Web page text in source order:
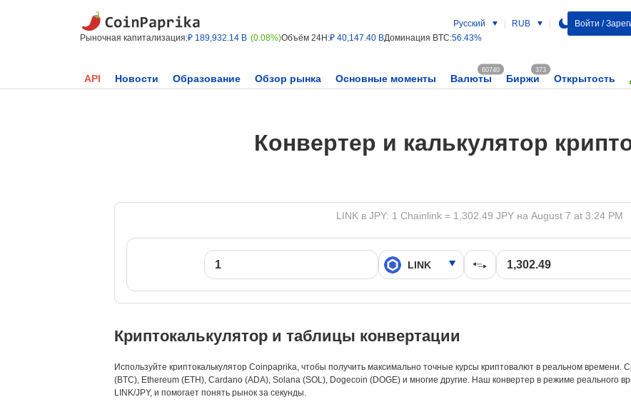
Рыночная капитализация:₽ 189,932.14 B (0.08%)Объём 24H:₽ 40,147.40 BДоминация BTC:56.43%
Русский RUB Войти /
API Новости Образование Обзор рынка Основные моменты Валюты
60740
Биржи
373
Открытость
Конвертер и калькулятор
LINK в JPY: 1 Chainlink = 1,302.49 JPY на August 7 at 3:24 PM
Криптокалькулятор и таблицы конвертации
Используйте криптокалькулятор Coinpaprika, чтобы получить максимально точные курсы криптовалют в реальном времени.
(BTC), Ethereum (ETH), Cardano (ADA), Solana (SOL), Dogecoin (DOGE) и многие другие. Наш конвертер в режиме реального
LINK/JPY, и помогает понять рынок за секунды.